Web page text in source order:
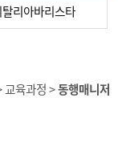
리아바리스타
교육과정 >동행매니저